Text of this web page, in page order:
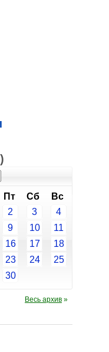
Пт Сб
Вс
2 3
4
9 10
11
16 17
18
23 24
25
30
Весь архив »